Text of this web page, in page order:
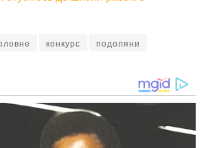
конкурс подоляни